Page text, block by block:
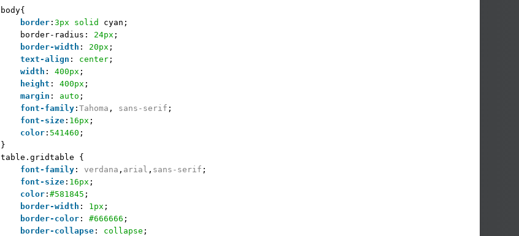
body{
border : 3px solid
cyan;
border-radius: 24px ;
border-width : 20px ;
text-align : center ;
width : 400px ;
height : 400px ;
margin : auto ;
font-family : Tahoma , sans-serif ;
font-size : 16px ;
color : 541460 ;
}
table.gridtable {
font-family : verdana , arial , sans-serif ;
font-size : 16px ;
color : #581845 ;
border-width : 1px ;
border-color : #666666 ;
border-collapse : collapse ;